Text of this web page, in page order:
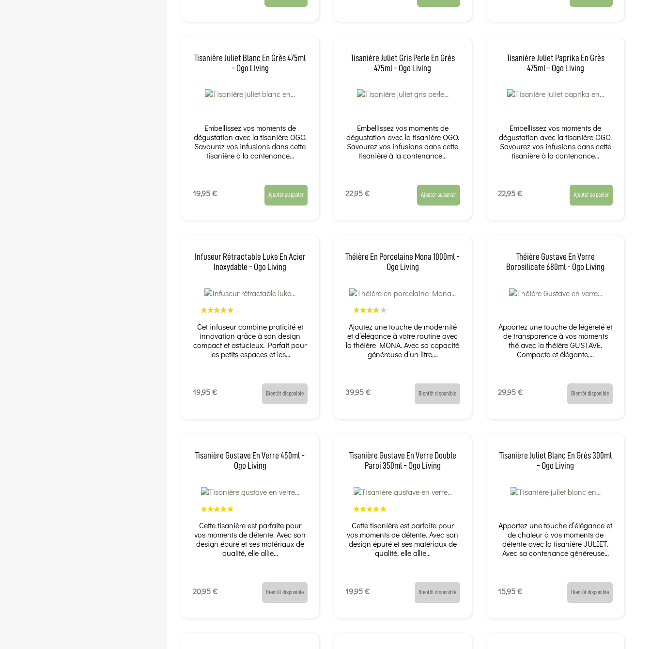
Tisanière Juliet Blanc En Grès 475ml
- Ogo Living
Embellissez vos moments de
dégustation avec la tisanière OGO.
Savourez vos infusions dans cette
tisanière à la contenance...
19,95 € Ajouter au panier
Tisanière Juliet Gris Perle En Grès
475ml - Ogo Living
Embellissez vos moments de
dégustation avec la tisanière OGO.
Savourez vos infusions dans cette
tisanière à la contenance...
22,95 € Ajouter au panier
Tisanière Juliet Paprika En Grès
475ml - Ogo Living
Embellissez vos moments de
dégustation avec la tisanière OGO.
Savourez vos infusions dans cette
tisanière à la contenance...
22,95 € Ajouter au panier
Infuseur Rétractable Luke En Acier
Inoxydable - Ogo Living
Cet infuseur combine praticité et
innovation grâce à son design
compact et astucieux. Parfait pour
les petits espaces et les...
19,95 € Bientôt disponible
Théière En Porcelaine Mona 1000ml -
Ogo Living
Ajoutez une touche de modernité
et d’élégance à votre routine avec
la théière MONA. Avec sa capacité
généreuse d’un litre,...
39,95 € Bientôt disponible
Théière Gustave En Verre
Borosilicate 680ml - Ogo Living
Apportez une touche de légèreté et
de transparence à vos moments
thé avec la théière GUSTAVE.
Compacte et élégante,...
29,95 € Bientôt disponible
Tisanière Gustave En Verre 450ml -
Ogo Living
Cette tisanière est parfaite pour
vos moments de détente. Avec son
design épuré et ses matériaux de
qualité, elle allie...
20,95 € Bientôt disponible
Tisanière Gustave En Verre Double
Paroi 350ml - Ogo Living
Cette tisanière est parfaite pour
vos moments de détente. Avec son
design épuré et ses matériaux de
qualité, elle allie...
19,95 € Bientôt disponible
Tisanière Juliet Blanc En Grès 300ml
- Ogo Living
Apportez une touche d’élégance et
de chaleur à vos moments de
détente avec la tisanière JULIET.
Avec sa contenance généreuse...
15,95 € Bientôt disponible